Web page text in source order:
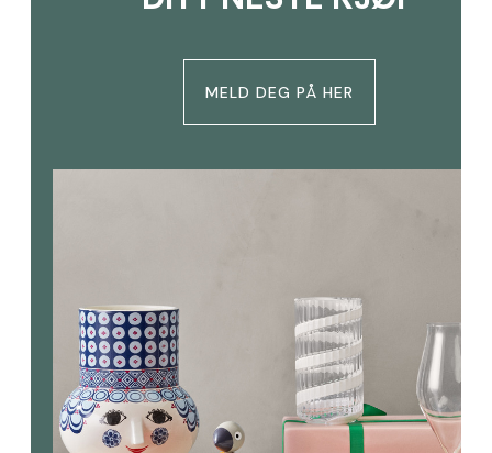
MELD DEG PÅ HER